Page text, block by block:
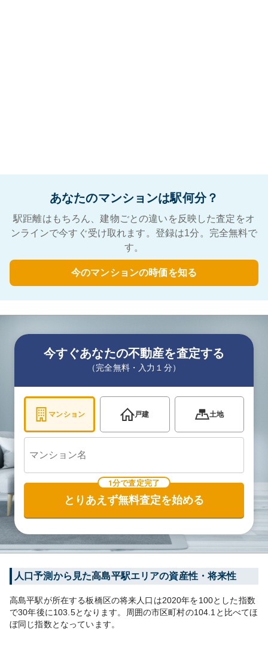
あなたのマンションは駅何分？
駅距離はもちろん、建物ごとの違いを反映した査定をオ
ンラインで今すぐ受け取れます。登録は1分。完全無料で
す。
今のマンションの時価を知る
今すぐあなたの不動産を査定する
（完全無料・入力１分）
マンション 戸建 土地
1分で査定完了
とりあえず無料査定を始める
人口予測から見た高島平駅エリアの資産性・将来性
高島平駅が所在する板橋区の将来人口は2020年を100とした指数
で30年後に103.5となります。 周囲の市区町村の104.1 と比べてほ
ぼ同じ指数となっています。